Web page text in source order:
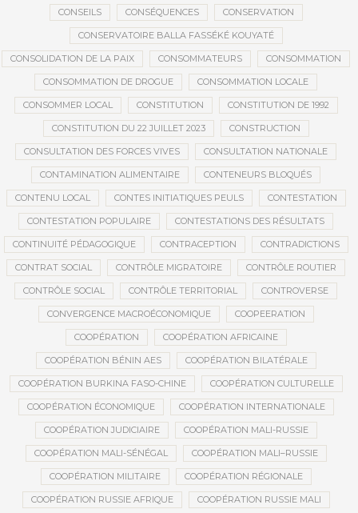
CONSEILS CONSÉQUENCES CONSERVATION
CONSERVATOIRE BALLA FASSÉKÉ KOUYATÉ
CONSOLIDATION DE LA PAIX CONSOMMATEURS CONSOMMATION
CONSOMMATION DE DROGUE CONSOMMATION LOCALE
CONSOMMER LOCAL CONSTITUTION CONSTITUTION DE 1992
CONSTITUTION DU 22 JUILLET 2023 CONSTRUCTION
CONSULTATION DES FORCES VIVES CONSULTATION NATIONALE
CONTAMINATION ALIMENTAIRE CONTENEURS BLOQUÉS
CONTENU LOCAL CONTES INITIATIQUES PEULS CONTESTATION
CONTESTATION POPULAIRE CONTESTATIONS DES RÉSULTATS
CONTINUITÉ PÉDAGOGIQUE CONTRACEPTION CONTRADICTIONS
CONTRAT SOCIAL CONTRÔLE MIGRATOIRE CONTRÔLE ROUTIER
CONTRÔLE SOCIAL CONTRÔLE TERRITORIAL CONTROVERSE
CONVERGENCE MACROÉCONOMIQUE COOPEERATION
COOPÉRATION COOPÉRATION AFRICAINE
COOPÉRATION BÉNIN AES COOPÉRATION BILATÉRALE
COOPÉRATION BURKINA FASO-CHINE COOPÉRATION CULTURELLE
COOPÉRATION ÉCONOMIQUE COOPÉRATION INTERNATIONALE
COOPÉRATION JUDICIAIRE COOPÉRATION MALI-RUSSIE
COOPÉRATION MALI-SÉNÉGAL COOPÉRATION MALI–RUSSIE
COOPÉRATION MILITAIRE COOPÉRATION RÉGIONALE
COOPÉRATION RUSSIE AFRIQUE COOPÉRATION RUSSIE MALI